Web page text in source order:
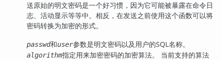
送原始的明文密码是一个好习惯，因为它可能被暴露在命令日
志、活动显示等等中。相反，在发送之前使用这个函数可以将
密码转换为加密的形式。
passwd和user参数是明文密码以及用户的SQL名称。
algorithm指定用来加密密码的加密算法。 当前支持的算法